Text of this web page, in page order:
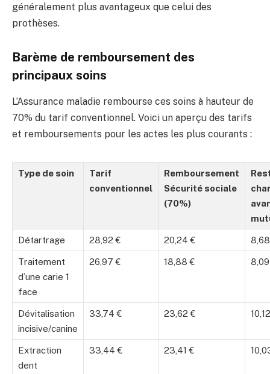
généralement plus avantageux que celui des
prothèses.
Barème de remboursement des
principaux soins
L’Assurance maladie rembourse ces soins à hauteur de
70% du tarif conventionnel. Voici un aperçu des tarifs
et remboursements pour les actes les plus courants :
Type de soin
Tarif
conventionnel
Remboursement
Sécurité sociale
(70%)
Détartrage 28,92 € 20,24 €
Traitement
d’une carie 1
face
26,97 € 18,88 €
Dévitalisation
incisive/canine
33,74 € 23,62 €
Extraction
dent
33,44 € 23,41 €